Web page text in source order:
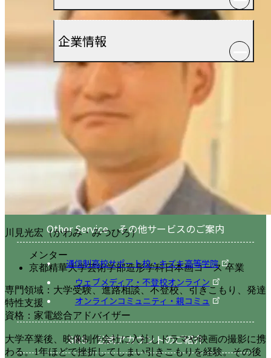
企業情報
Other Service その他サービスのご案内
通信制高校サポート校・キズキ高等学院
ウェブメディア・不登校オンライン
オンラインコミュニティ・親コミュ
SNS 公式アカウントのご紹介
川見光宏（かわみ・みつひろ）
メンター
京都精華大学芸術学部造形学科日本画コース 卒業
専門領域：大学受験、進路相談、不登校、引きこもり、発達
特性支援
資格：家電総合アドバイザー
大学卒業後、映像制作会社に入社しドラマや映画の撮影に携
わる。1年ほどで挫折してしまい引きこもりを経験。その後